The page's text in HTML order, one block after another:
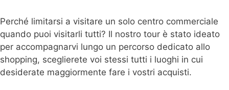
Perché limitarsi a visitare un solo centro commerciale
quando puoi visitarli tutti? Il nostro tour è stato ideato
per accompagnarvi lungo un percorso dedicato allo
shopping, sceglierete voi stessi tutti i luoghi in cui
desiderate maggiormente fare i vostri acquisti.